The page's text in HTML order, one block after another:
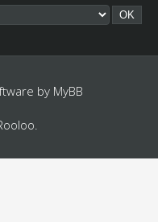
by MyBB
.